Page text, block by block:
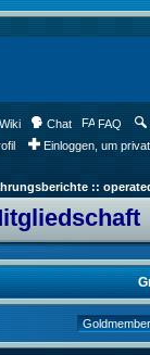
Wiki Chat FAQ
Einloggen, um
::